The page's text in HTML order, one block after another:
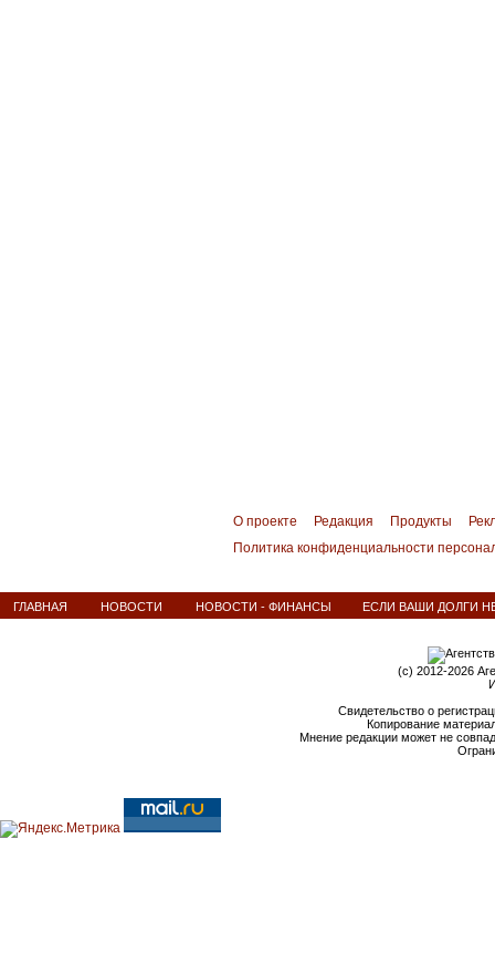
О проекте Редакция Продукты
Политика конфиденциальности
ГЛАВНАЯ НОВОСТИ НОВОСТИ - ФИНАНСЫ ЕСЛИ ВАШИ ДОЛГИ
(c) 2012-2026
Свидетельство о
Копирование
Мнение редакции может не